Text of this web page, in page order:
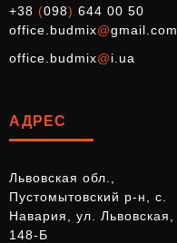
+38 (098) 644 00 50
office.budmix@gmail.com
office.budmix@i.ua
АДРЕС
Львовская обл.,
Пустомытовский р-н, с.
Навария, ул. Львовская,
148-Б